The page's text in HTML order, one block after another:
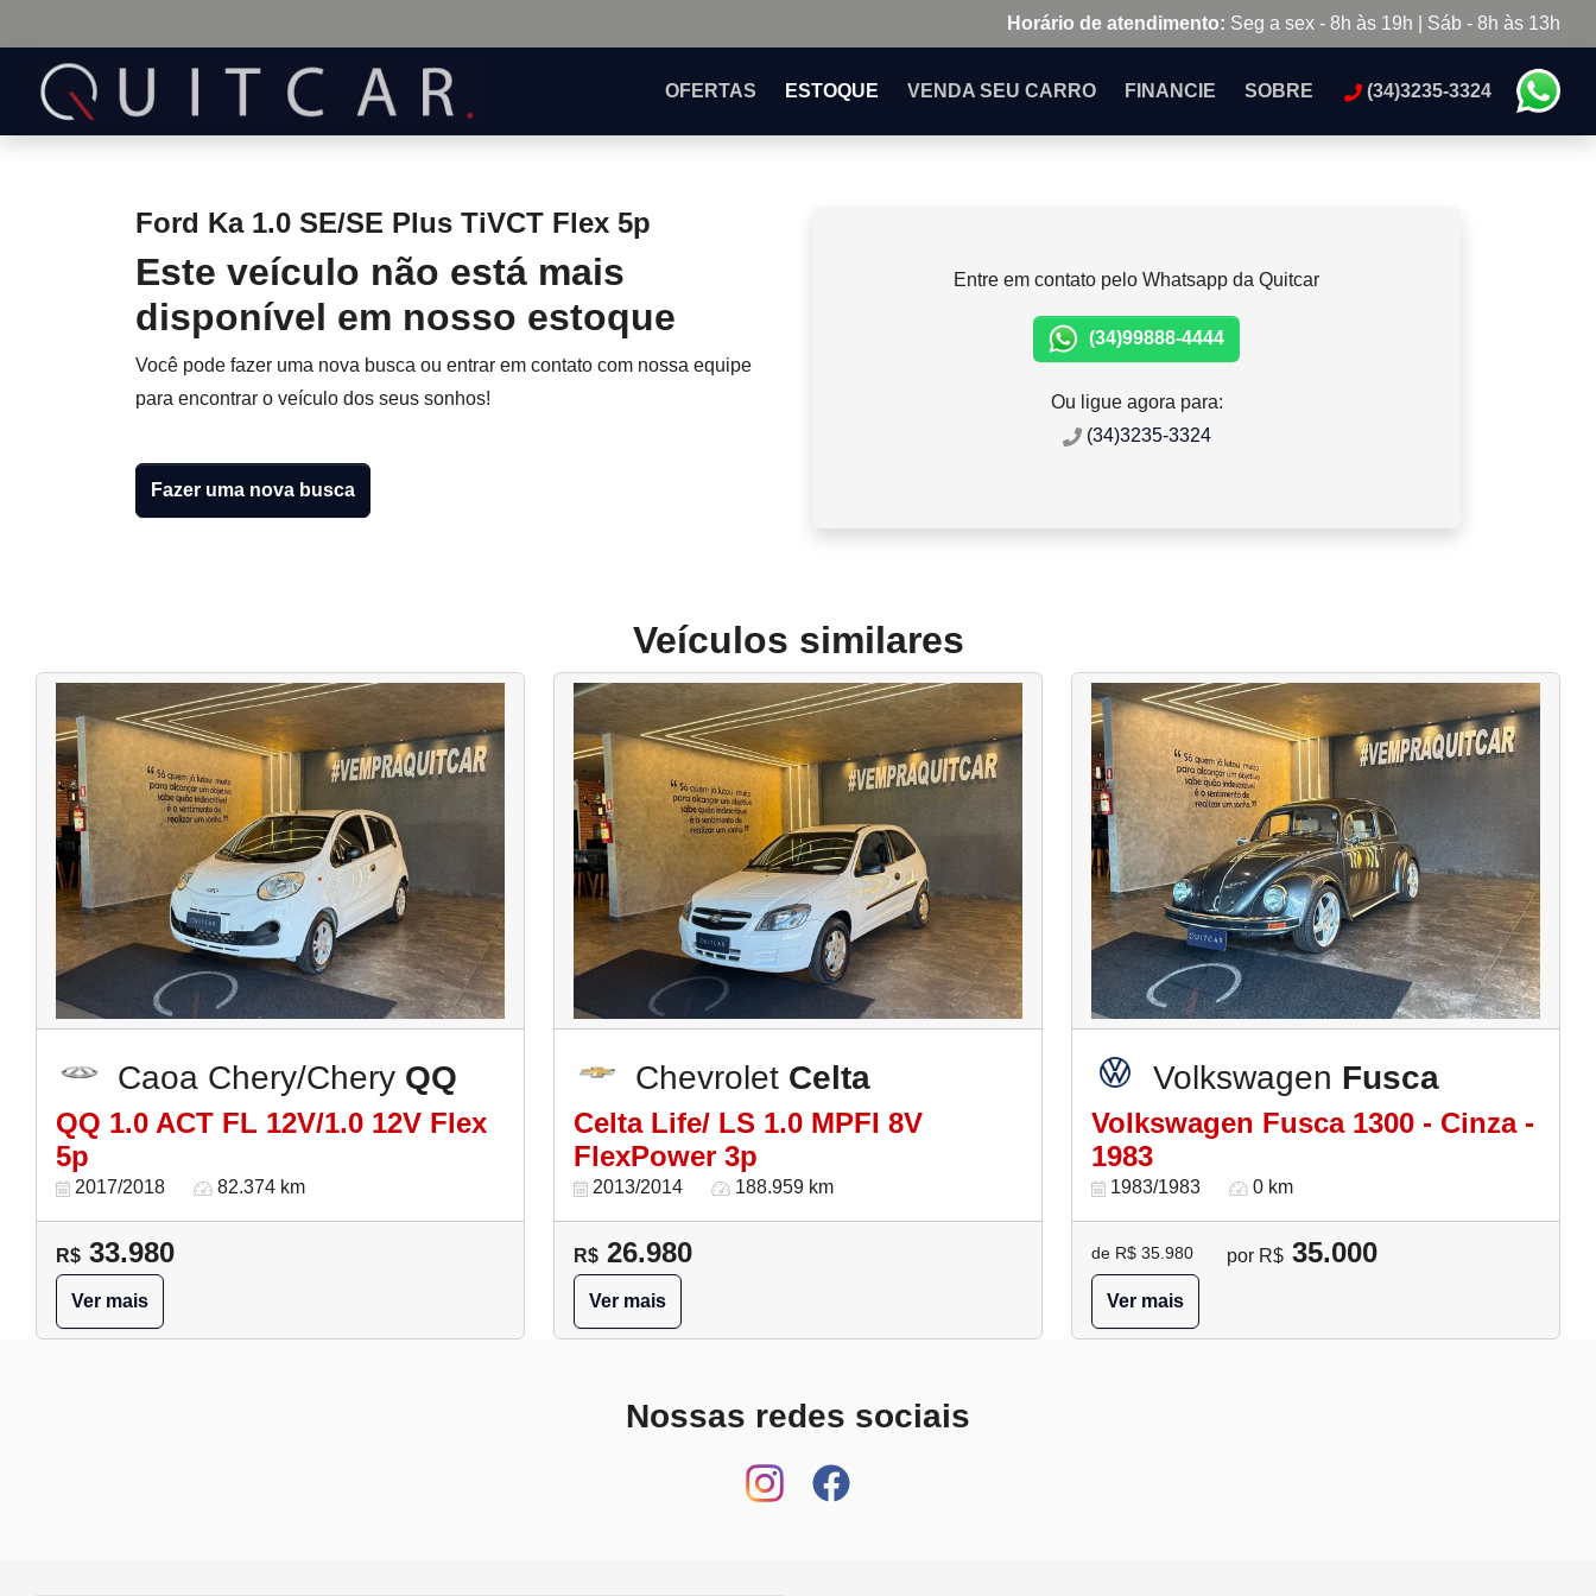
Horário de atendimento: Seg a sex - 8h às 19h | Sáb - 8h às 13h
OFERTAS ESTOQUE VENDA SEU CARRO FINANCIE SOBRE (34)3235-3324
Ford Ka 1.0 SE/SE Plus TiVCT Flex 5p
Este veículo não está mais
disponível em nosso estoque
Você pode fazer uma nova busca ou entrar em contato com nossa equipe
para encontrar o veículo dos seus sonhos!
Fazer uma nova busca
Entre em contato pelo Whatsapp da Quitcar
(34)99888-4444
Ou ligue agora para:
(34)3235-3324
Veículos similares
Caoa Chery/Chery QQ
QQ 1.0 ACT FL 12V/1.0 12V Flex
5p
2017/2018 82.374 km
R$ 33.980
Ver mais
Chevrolet Celta
Celta Life/ LS 1.0 MPFI 8V
FlexPower 3p
2013/2014 188.959 km
R$ 26.980
Ver mais
Volkswagen Fusca
Volkswagen Fusca 1300 - Cinza -
1983
1983/1983 0 km
de R$ 35.980 por R$ 35.000
Ver mais
Nossas redes sociais